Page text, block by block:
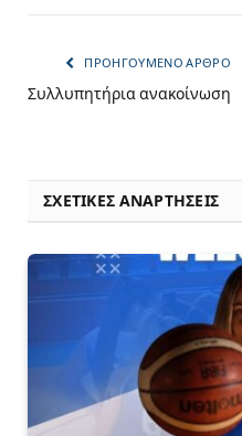
ΠΡΟΗΓΟΎΜΕΝΟ ΆΡΘΡΟ
Συλλυπητήρια ανακοίνωση
ΣΧΕΤΙΚΈΣ ΑΝΑΡΤΉΣΕΙΣ